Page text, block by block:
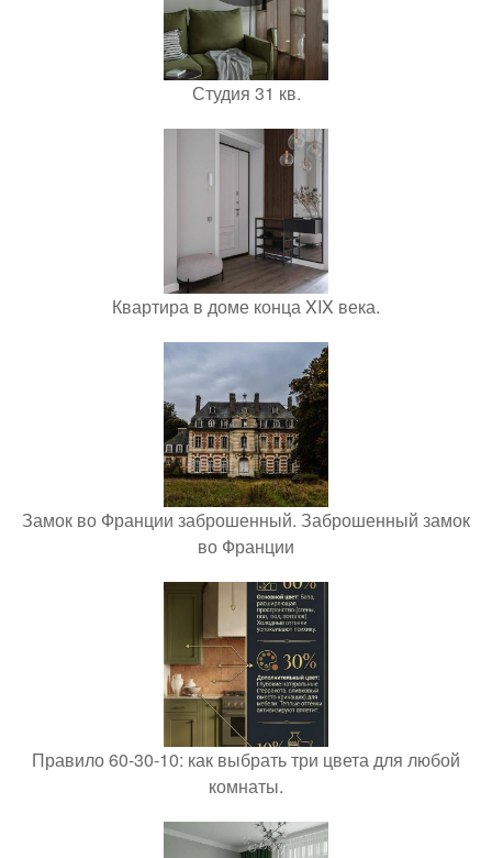
Студия 31 кв.
Квартира в доме конца XIX века.
Замок во Франции заброшенный. Заброшенный замок
во Франции
Правило 60-30-10: как выбрать три цвета для любой
комнаты.